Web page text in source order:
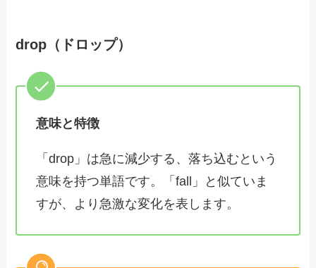
drop（ドロップ）
意味と特徴
「drop」は急に減少する、落ち込むという
意味を持つ単語です。「fall」と似ていま
すが、より急激な変化を表します。